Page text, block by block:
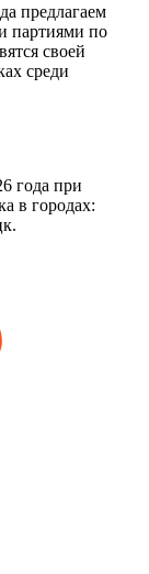
предлагаем
партиями по
своей
среди
года при
в городах: